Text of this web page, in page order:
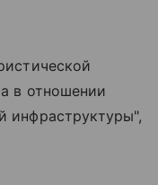
в отношении
инфраструктуры",